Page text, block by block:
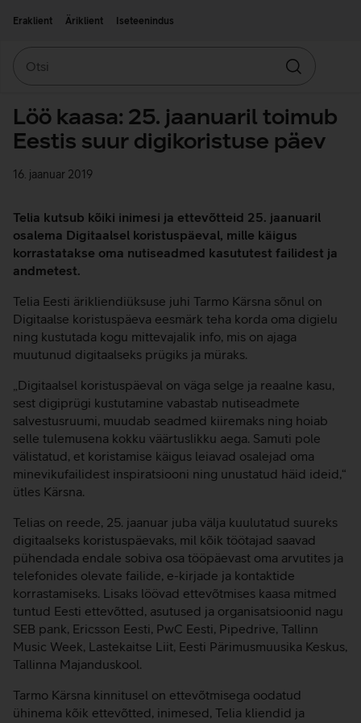
Eraklient
Äriklient Iseteenindus
Otsin
Löö kaasa: 25. jaanuaril toimub
Eestis suur digikoristuse päev
16. jaanuar 2019
Telia kutsub kõiki inimesi ja ettevõtteid 25. jaanuaril
osalema Digitaalsel koristuspäeval, mille käigus
korrastatakse oma nutiseadmed kasututest failidest ja
andmetest.
Telia Eesti ärikliendiüksuse juhi Tarmo Kärsna sõnul on
Digitaalse koristuspäeva eesmärk teha korda oma digielu
ning kustutada kogu mittevajalik info, mis on ajaga
muutunud digitaalseks prügiks ja müraks.
„Digitaalsel koristuspäeval on väga selge ja reaalne kasu,
sest digiprügi kustutamine vabastab nutiseadmete
salvestusruumi, muudab seadmed kiiremaks ning hoiab
selle tulemusena kokku väärtuslikku aega. Samuti pole
välistatud, et koristamise käigus leiavad osalejad oma
minevikufailidest inspiratsiooni ning unustatud häid ideid,“
ütles Kärsna.
Telias on reede, 25. jaanuar juba välja kuulutatud suureks
digitaalseks koristuspäevaks, mil kõik töötajad saavad
pühendada endale sobiva osa tööpäevast oma arvutites ja
telefonides olevate failide, e-kirjade ja kontaktide
korrastamiseks. Lisaks löövad ettevõtmises kaasa mitmed
tuntud Eesti ettevõtted, asutused ja organisatsioonid nagu
SEB pank, Ericsson Eesti, PwC Eesti, Pipedrive, Tallinn
Music Week, Lastekaitse Liit, Eesti Pärimusmuusika Keskus,
Tallinna Majanduskool.
Tarmo Kärsna kinnitusel on ettevõtmisega oodatud
ühinema kõik ettevõtted, inimesed, Telia kliendid ja